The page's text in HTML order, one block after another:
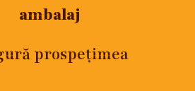
ambalaj
prospețimea